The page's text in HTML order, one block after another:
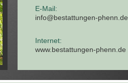
E-Mail:
info@bestattungen-phenn.de
Internet:
www.bestattungen-phenn.de